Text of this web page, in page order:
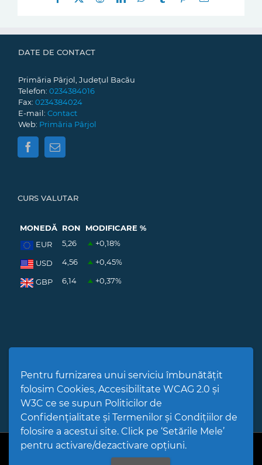
Pentru furnizarea unui serviciu îmbunătățit
folosim Cookies, Accesibilitate WCAG 2.0 și
W3C ce se supun Politicilor de
Confidențialitate și Termenilor și Condițiilor de
folosire a acestui site. Click pe ‘Setările Mele’
pentru activare/dezactivare opțiuni.
DATE DE CONTACT
Primăria Pârjol, Județul Bacău
Telefon: 0234384016
Fax: 0234384024
E-mail: Contact
Web: Primăria Pârjol
CURS VALUTAR
MONEDĂ RON
MODIFICARE %
EUR
5,26 +0,18%
USD 4,56 +0,45%
GBP 6,14 +0,37%
PPW @ 2026 |Hartă Website|Setări Cookies și Accesibilitate
Politică de utilizare Cookies|Politică de confidențialitate site